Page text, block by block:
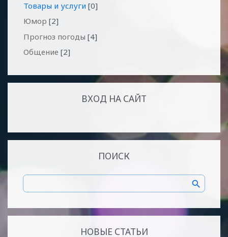
Товары и услуги [0]
Юмор [2]
Прогноз погоды [4]
Общение [2]
ВХОД НА САЙТ
ПОИСК
НОВЫЕ СТАТЬИ